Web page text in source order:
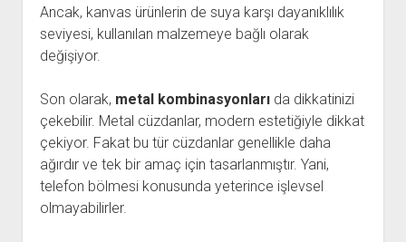
Ancak, kanvas ürünlerin de suya karşı dayanıklılık
seviyesi, kullanılan malzemeye bağlı olarak
değişiyor.
Son olarak, metal kombinasyonlarıda dikkatinizi
çekebilir. Metal cüzdanlar, modern estetiğiyle dikkat
çekiyor. Fakat bu tür cüzdanlar genellikle daha
ağırdır ve tek bir amaç için tasarlanmıştır. Yani,
telefon bölmesi konusunda yeterince işlevsel
olmayabilirler.